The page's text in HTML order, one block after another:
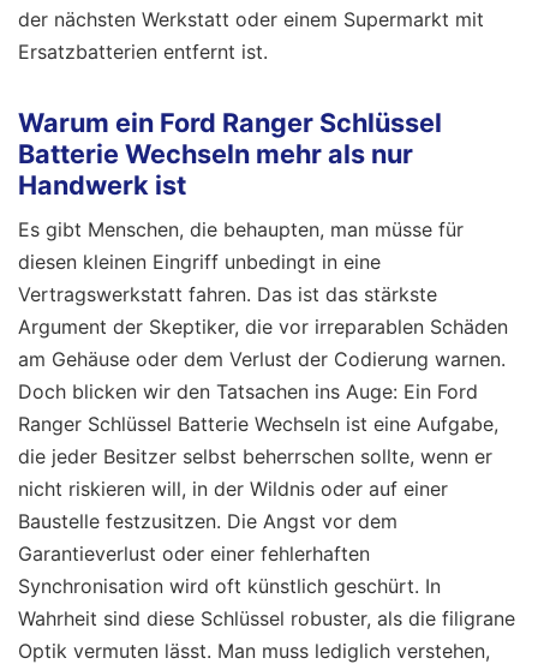
der nächsten Werkstatt oder einem Supermarkt mit
Ersatzbatterien entfernt ist.
Warum ein Ford Ranger Schlüssel
Batterie Wechseln mehr als nur
Handwerk ist
Es gibt Menschen, die behaupten, man müsse für
diesen kleinen Eingriff unbedingt in eine
Vertragswerkstatt fahren. Das ist das stärkste
Argument der Skeptiker, die vor irreparablen Schäden
am Gehäuse oder dem Verlust der Codierung warnen.
Doch blicken wir den Tatsachen ins Auge: Ein Ford
Ranger Schlüssel Batterie Wechseln ist eine Aufgabe,
die jeder Besitzer selbst beherrschen sollte, wenn er
nicht riskieren will, in der Wildnis oder auf einer
Baustelle festzusitzen. Die Angst vor dem
Garantieverlust oder einer fehlerhaften
Synchronisation wird oft künstlich geschürt. In
Wahrheit sind diese Schlüssel robuster, als die filigrane
Optik vermuten lässt. Man muss lediglich verstehen,